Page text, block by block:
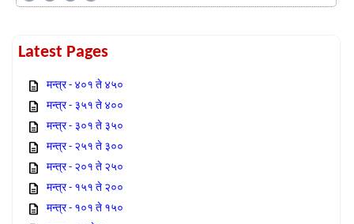
Latest Pages
मन्त्र - ४०१ ते ४५०
मन्त्र - ३५१ ते ४००
मन्त्र - ३०१ ते ३५०
मन्त्र - २५१ ते ३००
मन्त्र - २०१ ते २५०
मन्त्र - १५१ ते २००
मन्त्र - १०१ ते १५०